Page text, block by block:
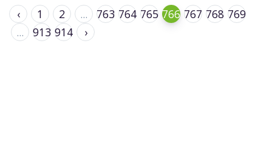
‹ 1 2 ... 763 764 765 766 767 768 769
...
913 914 ›